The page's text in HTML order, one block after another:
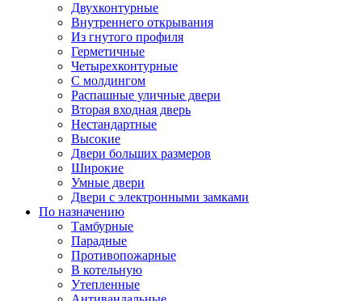
Двухконтурные
Внутреннего открывания
Из гнутого профиля
Герметичные
Четырехконтурные
С молдингом
Распашные уличные двери
Вторая входная дверь
Нестандартные
Высокие
Двери больших размеров
Широкие
Умные двери
Двери с электронными замками
По назначению
Тамбурные
Парадные
Противопожарные
В котельную
Утепленные